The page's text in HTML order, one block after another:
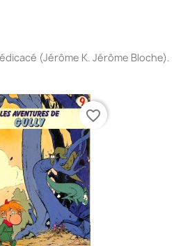
(Jérôme K. Jérôme Bloche).
favorite_border